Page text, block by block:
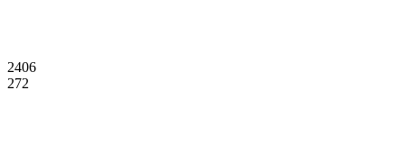
2406
272